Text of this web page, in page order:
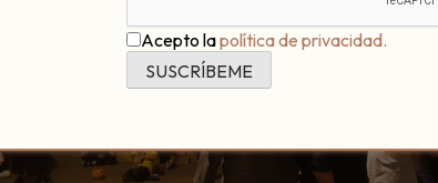
Acepto lapolítica de privacidad.